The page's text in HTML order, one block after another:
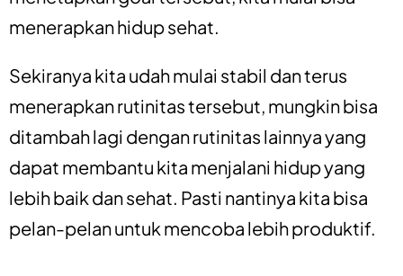
menerapkan hidup sehat.
Sekiranya kita udah mulai stabil dan terus
menerapkan rutinitas tersebut, mungkin bisa
ditambah lagi dengan rutinitas lainnya yang
dapat membantu kita menjalani hidup yang
lebih baik dan sehat. Pasti nantinya kita bisa
pelan-pelan untuk mencoba lebih produktif.